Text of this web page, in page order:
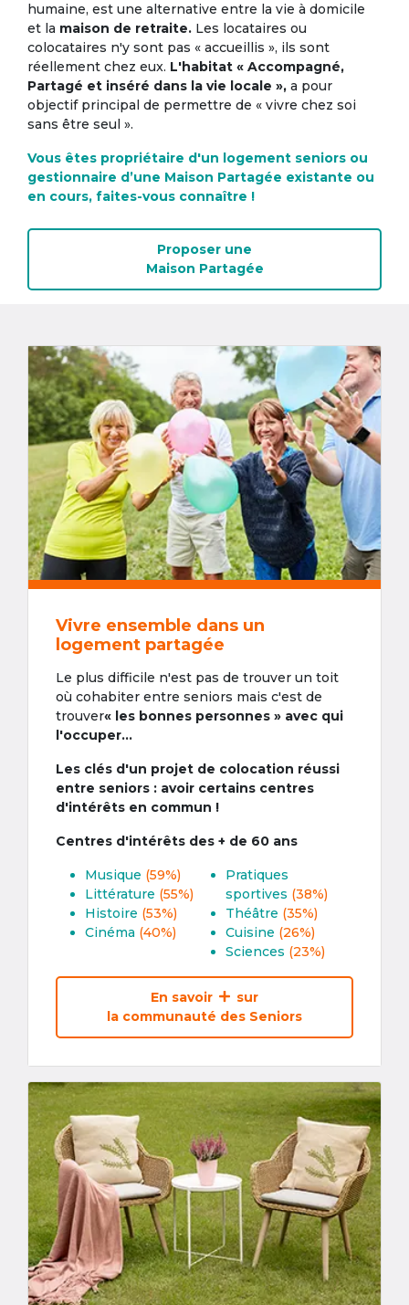
humaine, est une alternative entre la vie à domicile
et la maison de retraite. Les locataires ou
colocataires n'y sont pas « accueillis », ils sont
réellement chez eux. L'habitat « Accompagné,
Partagé et inséré dans la vie locale », a pour
objectif principal de permettre de « vivre chez soi
sans être seul ».
Vous êtes propriétaire d'un logement seniors ou
gestionnaire d’une Maison Partagée existante ou
en cours, faites-vous connaître !
Proposer une
Maison Partagée
Vivre ensemble dans un
logement partagée
Le plus difficile n'est pas de trouver un toit
où cohabiter entre seniors mais c'est de
trouver« les bonnes personnes » avec qui
l'occuper...
Les clés d'un projet de colocation réussi
entre seniors : avoir certains centres
d'intérêts en commun !
Centres d'intérêts des + de 60 ans
Musique (59%)
Littérature (55%)
Histoire (53%)
Cinéma (40%)
Pratiques
sportives (38%)
Théâtre (35%)
Cuisine (26%)
Sciences (23%)
En savoir
sur
la communauté des Seniors